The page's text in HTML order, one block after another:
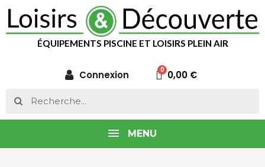
ÉQUIPEMENTS PISCINE ET LOISIRS PLEIN AIR
Connexion 0,00 €
MENU